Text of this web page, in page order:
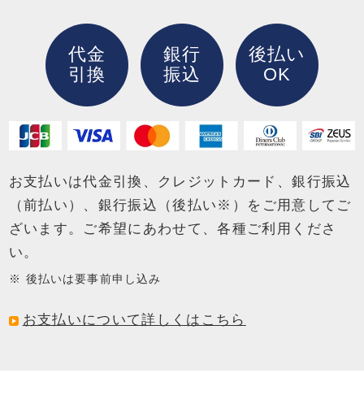
お支払いは代金引換、クレジットカード、銀行振込
（前払い）、銀行振込（後払い※）を ご用意してご
ざいます。ご希望にあわせて、各種ご利用くださ
い。
後払いは要事前申し込み
お支払いについて詳しくはこちら
代金
引換
銀行
振込
後払い
OK